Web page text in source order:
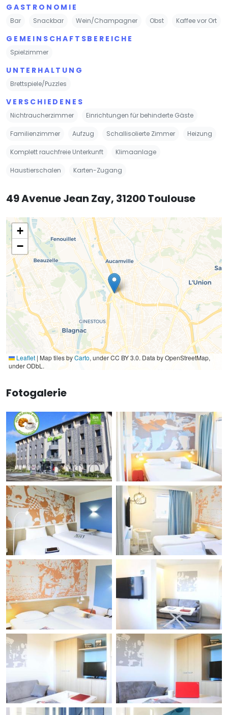
GASTRONOMIE
Bar Snackbar Wein/Champagner Obst Kaffee vor Ort
GEMEINSCHAFTSBEREICHE
Spielzimmer
UNTERHALTUNG
Brettspiele/Puzzles
VERSCHIEDENES
Nichtraucherzimmer Einrichtungen für behinderte Gäste
Familienzimmer Aufzug Schallisolierte Zimmer Heizung
Komplett rauchfreie Unterkunft Klimaanlage
Haustierschalen Karten-Zugang
49 Avenue Jean Zay, 31200 Toulouse
+
−
Leaflet | Map tiles byCarto, under CC BY 3.0. Data by OpenStreetMap,
under ODbL.
Fotogalerie